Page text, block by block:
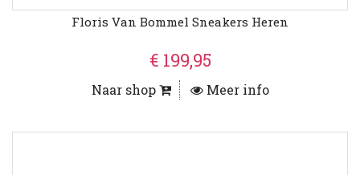
Floris Van Bommel Sneakers Heren
€ 199,95
Naar shop Meer info